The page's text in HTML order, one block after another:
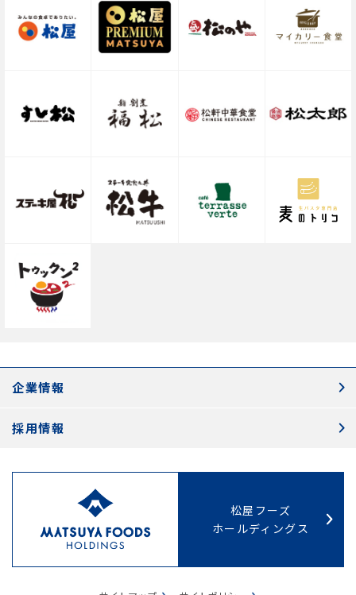
企業情報
採用情報
松屋フーズ
ホールディングス